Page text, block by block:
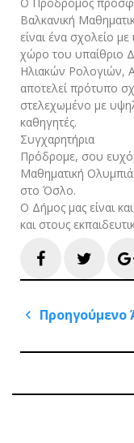
Βαλκανική
είναι ένα σχολείο
χώρο του υπαίθριο
Ηλιακών Ρολογιών,
αποτελεί πρότυπο
στελεχωμένο με
καθηγητές.
Συγχαρητήρια
Πρόδρομε, σου
Μαθηματική
στο Όσλο.
Ο Δήμος μας είναι
και στους
Facebook
Πλοήγηση
Προηγούμενο